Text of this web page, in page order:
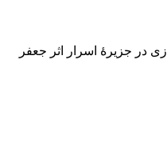
در جزیرۀ اسرار اثر جعفر